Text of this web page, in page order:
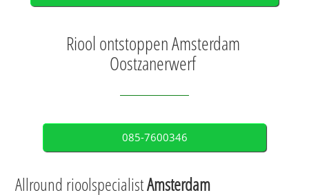
Riool ontstoppen Amsterdam
Oostzanerwerf
085-7600346
Allround rioolspecialistAmsterdam